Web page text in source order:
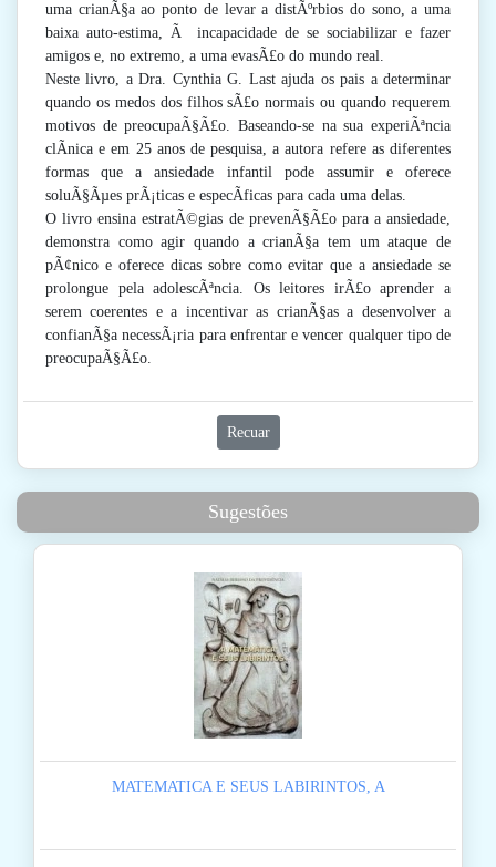
uma crianÃ§a ao ponto de levar a distÃºrbios do sono, a uma
baixa auto-estima, Ã incapacidade de se sociabilizar e fazer
amigos e, no extremo, a uma evasÃ£o do mundo real.
Neste livro, a Dra. Cynthia G. Last ajuda os pais a determinar
quando os medos dos filhos sÃ£o normais ou quando requerem
motivos de preocupaÃ§Ã£o. Baseando-se na sua experiÃªncia
clÃ­nica e em 25 anos de pesquisa, a autora refere as diferentes
formas que a ansiedade infantil pode assumir e oferece
soluÃ§Ãµes prÃ¡ticas e especÃ­ficas para cada uma delas.
O livro ensina estratÃ©gias de prevenÃ§Ã£o para a ansiedade,
demonstra como agir quando a crianÃ§a tem um ataque de
pÃ¢nico e oferece dicas sobre como evitar que a ansiedade se
prolongue pela adolescÃªncia. Os leitores irÃ£o aprender a
serem coerentes e a incentivar as crianÃ§as a desenvolver a
confianÃ§a necessÃ¡ria para enfrentar e vencer qualquer tipo de
preocupaÃ§Ã£o.
Recuar
Sugestões
MATEMATICA E SEUS LABIRINTOS, A